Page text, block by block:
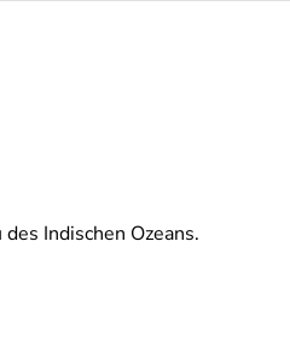
Indischen Ozeans.